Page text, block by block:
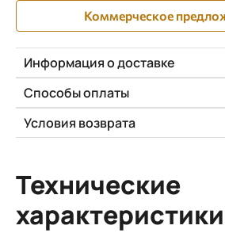
Коммерческое
Информация о доставке
Способы оплаты
Условия возврата
Технические
характеристики